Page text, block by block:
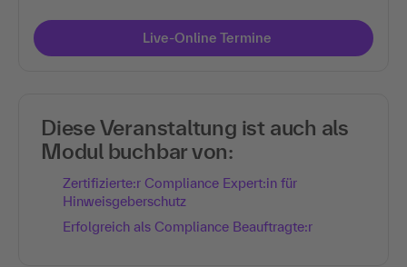
Live-Online Termine
Diese Veranstaltung ist auch als
Modul buchbar von:
Zertifizierte:r Compliance Expert:in für
Hinweisgeberschutz
Erfolgreich als Compliance Beauftragte:r